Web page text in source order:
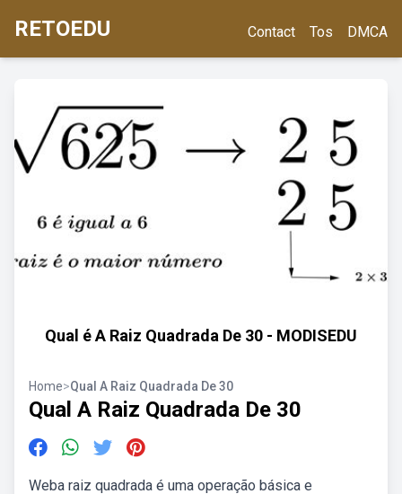
RETOEDU Contact Tos DMCA
Qual é A Raiz Quadrada De 30 - MODISEDU
Home>Qual A Raiz Quadrada De 30
Qual A Raiz Quadrada De 30
Weba raiz quadrada é uma operação básica e